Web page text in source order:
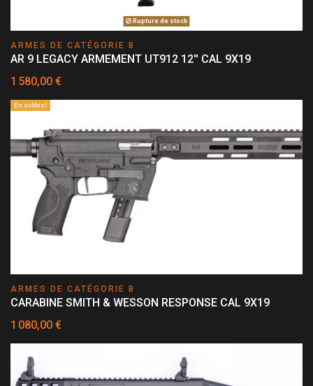
Rupture de stock
ARMES DE CATÉGORIE B
AR 9 LEGACY ARMEMENT UT912 12'' CAL 9X19
1 580,00 €
En soldes!
ARMES DE CATÉGORIE B
CARABINE SMITH & WESSON RESPONSE CAL 9X19
1 080,00 €